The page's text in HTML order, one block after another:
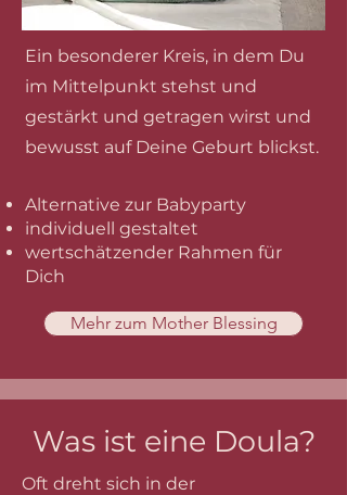
​​Ein besonderer Kreis, in dem Du
im Mittelpunkt stehst und
gestärkt und getragen wirst und
bewusst auf Deine Geburt blickst.
Alternative zur Babyparty
individuell gestaltet
wertschätzender Rahmen für
Dich
Mehr zum Mother Blessing
Was ist eine Doula?
Oft dreht sich in der